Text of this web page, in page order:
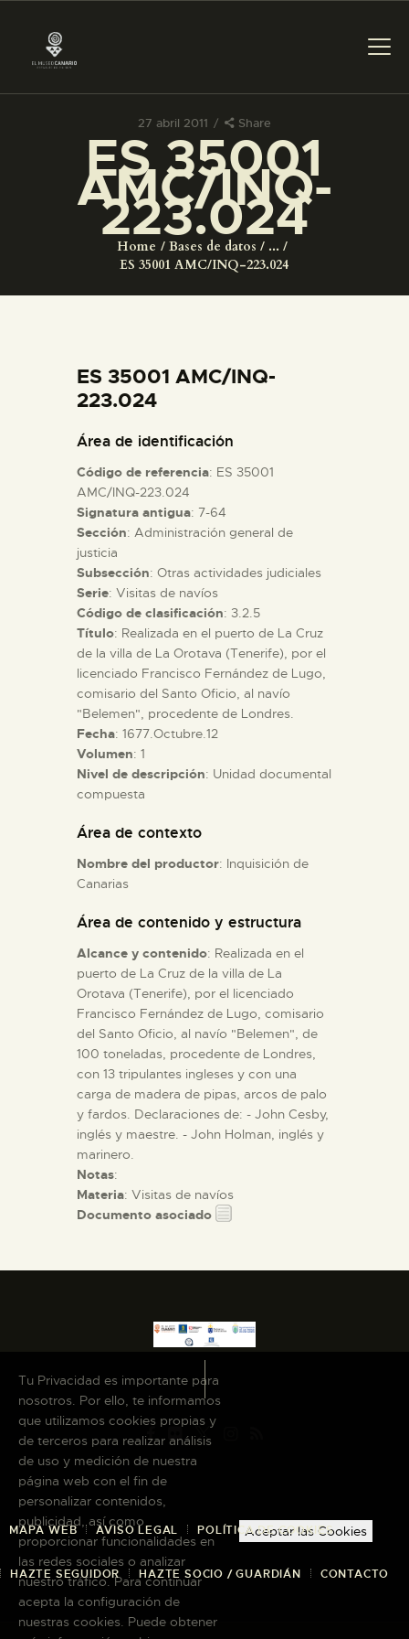
27 abril 2011 Share
ES 35001
AMC/INQ-
223.024
Home Bases de datos
...
ES 35001 AMC/INQ-223.024
PREPARAR LA VISITA
ACTIVIDADES
COLECCIONES
ESPAÑOL
PREPARAR LA VISITA
ACTIVIDADES
█
EL MUSEO
COLECCIONES
ESPAÑOL
ES 35001 AMC/INQ-
223.024
Área de identificación
Código de referencia: ES 35001
AMC/INQ-223.024
Signatura antigua: 7-64
Sección: Administración general de
justicia
Subsección: Otras actividades judiciales
Serie: Visitas de navíos
Código de clasificación: 3.2.5
Título: Realizada en el puerto de La Cruz
de la villa de La Orotava (Tenerife), por el
licenciado Francisco Fernández de Lugo,
comisario del Santo Oficio, al navío
"Belemen", procedente de Londres.
Fecha: 1677.Octubre.12
Volumen: 1
Nivel de descripción: Unidad documental
compuesta
Área de contexto
Nombre del productor: Inquisición de
Canarias
Área de contenido y estructura
Alcance y contenido: Realizada en el
puerto de La Cruz de la villa de La
Orotava (Tenerife), por el licenciado
Francisco Fernández de Lugo, comisario
del Santo Oficio, al navío "Belemen", de
100 toneladas, procedente de Londres,
con 13 tripulantes ingleses y con una
carga de madera de pipas, arcos de palo
y fardos. Declaraciones de: - John Cesby,
inglés y maestre. - John Holman, inglés y
marinero.
Notas:
Materia: Visitas de navíos
Documento asociado
MAPA WEB AVISO LEGAL POLÍTICA DE COOKIES
HAZTE SEGUIDOR HAZTE SOCIO / GUARDIÁN CONTACTO
Tu Privacidad es importante para
nosotros. Por ello, te informamos
que utilizamos cookies propias y
de terceros para realizar análisis
de uso y medición de nuestra
página web con el fin de
personalizar contenidos,
publicidad, así como
proporcionar funcionalidades en
las redes sociales o analizar
nuestro tráfico. Para continuar
acepta la configuración de
nuestras cookies. Puede obtener
Aceptar las Cookies